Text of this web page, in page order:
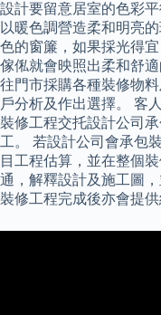
設計要留意居室的色彩
以暖色調營造柔和明亮
色的窗簾，如果採光得
傢俬就會映照出柔和舒
往門市採購各種裝修物
戶分析及作出選擇。 客
裝修工程交托設計公司
工。 若設計公司會承包
目工程估算，並在整個
通，解釋設計及施工圖
裝修工程完成後亦會提供